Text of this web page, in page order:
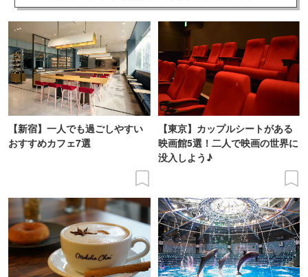
【新宿】一人でも過ごしやすい
おすすめカフェ7選
【東京】カップルシートがある
映画館5選！二人で映画の世界に
没入しよう♪